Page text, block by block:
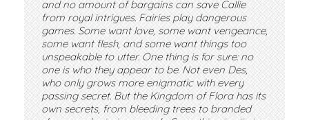
and no amount of bargains can save Callie
from royal intrigues. Fairies play dangerous
games. Some want love, some want vengeance,
some want flesh, and some want things too
unspeakable to utter. One thing is for sure: no
one is who they appear to be. Not even Des,
who only grows more enigmatic with every
passing secret. But the Kingdom of Flora has its
own secrets, from bleeding trees to branded